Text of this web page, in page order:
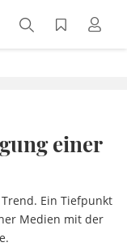
einer
Ein Tiefpunkt
Medien mit der